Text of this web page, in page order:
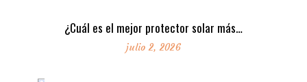
¿Cuál es el mejor protector solar más…
julio 2, 2026